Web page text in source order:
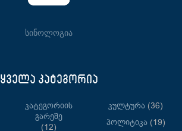
სინოლოგია
ყველა კატეგორია
Კატეგორიის
Გარეშე
(12)
Კულტურა (36)
Პოლიტიკა(19)